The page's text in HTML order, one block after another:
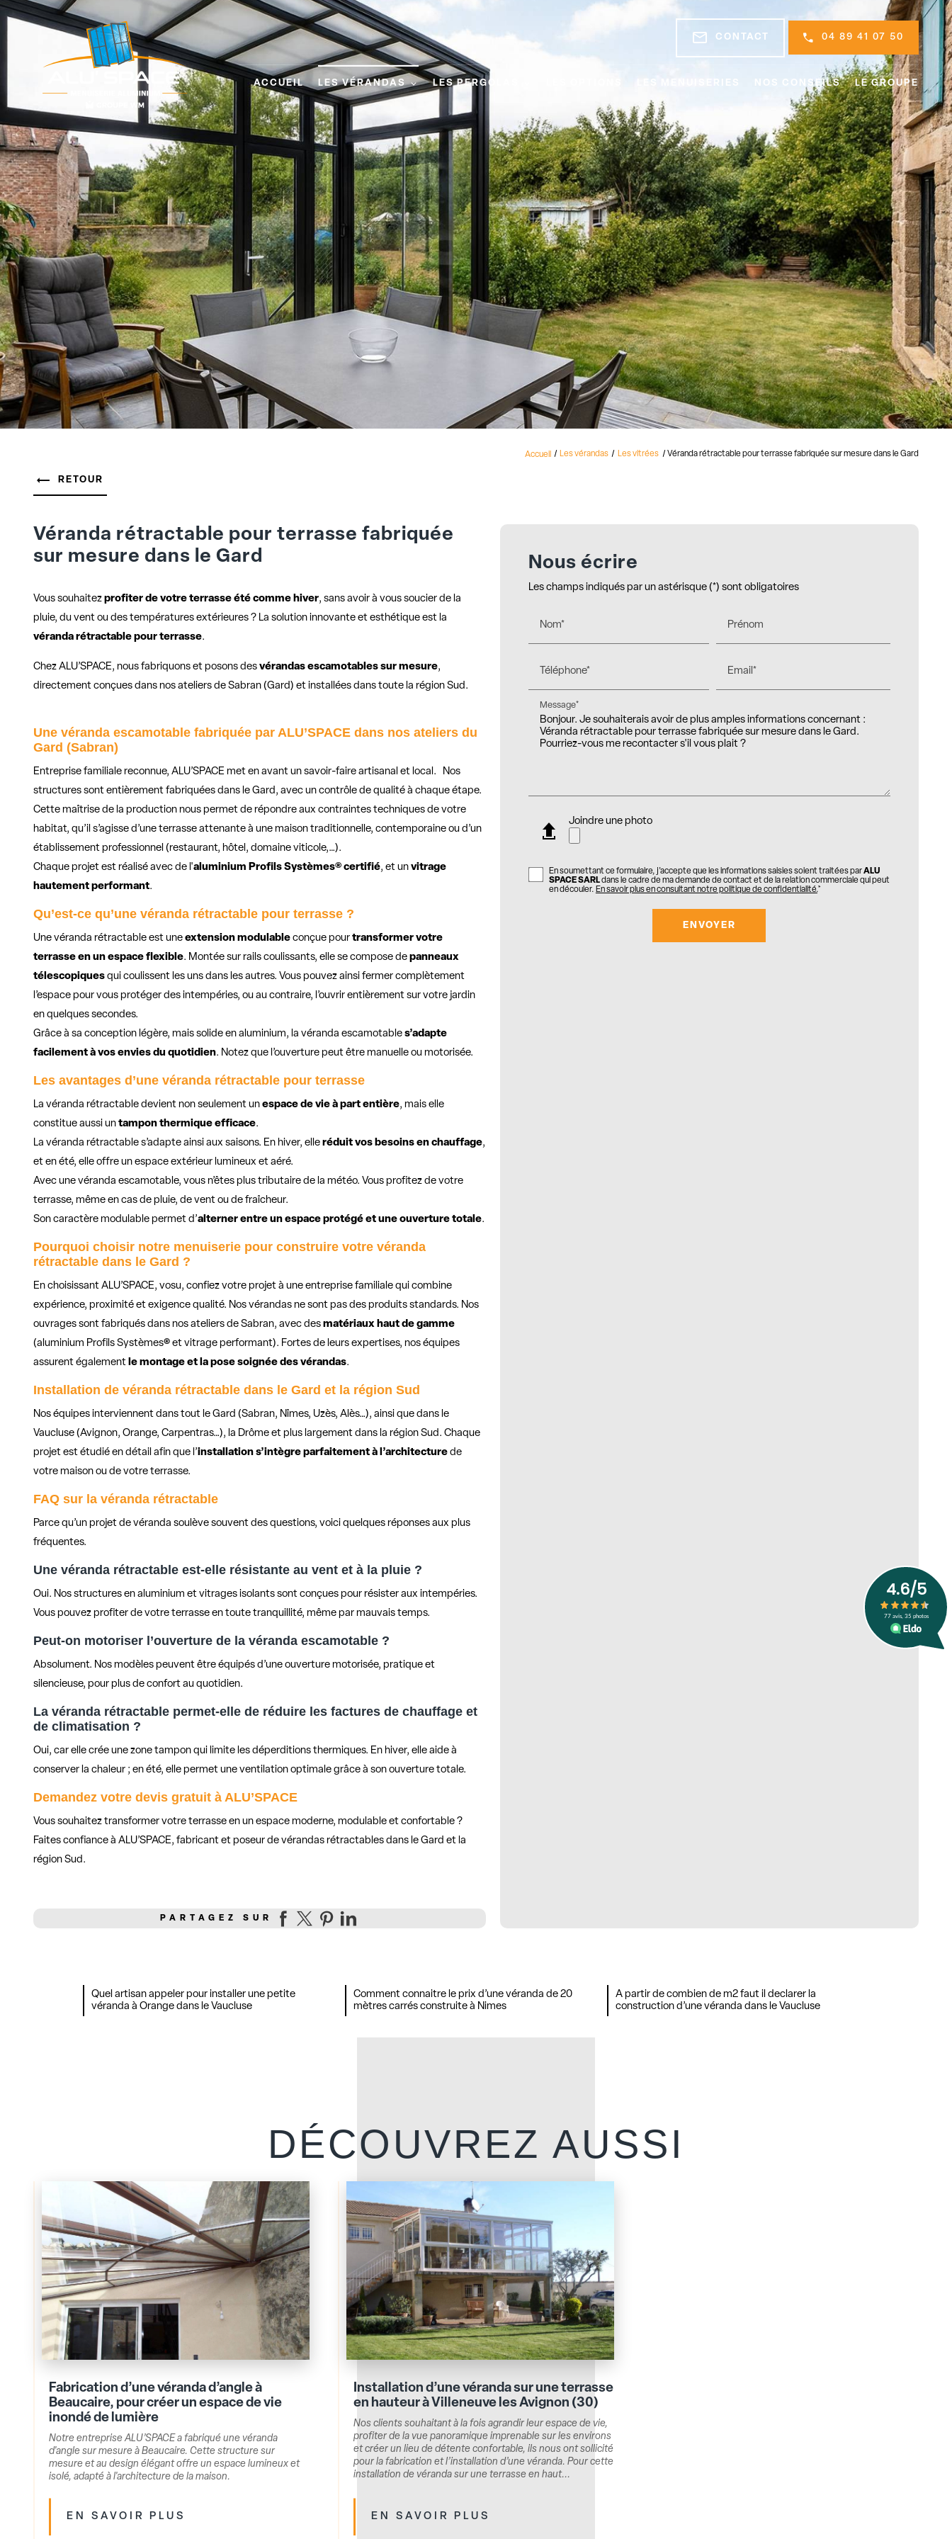
mail_outline CONTACT 04 89 41 07 50
ACCUEIL LES VÉRANDAS LES PERGOLAS NOS CONSEILS LE GROUPE
Accueil Les vérandas Les vitrées Véranda rétractable pour terrasse fabriquée sur mesure dans le Gard
RETOUR
Véranda rétractable pour terrasse fabriquée
sur mesure dans le Gard
Vous souhaitez profiter de votre terrasse été comme hiver, sans avoir à vous soucier de la
pluie, du vent ou des températures extérieures ? La solution innovante et esthétique est la
véranda rétractable pour terrasse.
Chez ALU’SPACE, nous fabriquons et posons desvérandas escamotables sur mesure,
directement conçues dans nos ateliers de Sabran (Gard) et installées dans toute la région Sud.
Une véranda escamotable fabriquée par ALU’SPACE dans nos ateliers du
Gard (Sabran)
Entreprise familiale reconnue, ALU’SPACE met en avant un savoir-faire artisanal et local. Nos
structures sont entièrement fabriquées dans le Gard, avec un contrôle de qualité à chaque étape.
Cette maîtrise de la production nous permet de répondre aux contraintes techniques de votre
habitat, qu’il s’agisse d’une terrasse attenante à une maison traditionnelle, contemporaine ou d’un
établissement professionnel (restaurant, hôtel, domaine viticole,…).
Chaque projet est réalisé avec de l'aluminium Profils Systèmes® certifié, et unvitrage
hautement performant.
Qu’est-ce qu’une véranda rétractable pour terrasse ?
Une véranda rétractable est uneextension modulable conçue pourtransformer votre
terrasse en un espace flexible. Montée sur rails coulissants, elle se compose depanneaux
télescopiques qui coulissent les uns dans les autres. Vous pouvez ainsi fermer complètement
l’espace pour vous protéger des intempéries, ou au contraire, l’ouvrir entièrement sur votre jardin
en quelques secondes.
Grâce à sa conception légère, mais solide en aluminium, la véranda escamotables’adapte
facilement à vos envies du quotidien. Notez que l’ouverture peut être manuelle ou motorisée.
Les avantages d’une véranda rétractable pour terrasse
La véranda rétractable devient non seulement unespace de vie à part entière, mais elle
constitue aussi untampon thermique efficace.
La véranda rétractable s’adapte ainsi aux saisons. En hiver, elleréduit vos besoins en chauffage,
et en été, elle offre un espace extérieur lumineux et aéré.
Avec une véranda escamotable, vous n’êtes plus tributaire de la météo. Vous profitez de votre
terrasse, même en cas de pluie, de vent ou de fraîcheur.
Son caractère modulable permet d’alterner entre un espace protégé et une ouverture totale.
Pourquoi choisir notre menuiserie pour construire votre véranda
rétractable dans le Gard ?
En choisissant ALU’SPACE, vosu, confiez votre projet à une entreprise familiale qui combine
expérience, proximité et exigence qualité. Nos vérandas ne sont pas des produits standards. Nos
ouvrages sont fabriqués dans nos ateliers de Sabran, avec desmatériaux haut de gamme
(aluminium Profils Systèmes® et vitrage performant). Fortes de leurs expertises, nos équipes
assurent égalementle montage et la pose soignée des vérandas.
Installation de véranda rétractable dans le Gard et la région Sud
Nos équipes interviennent dans tout le Gard (Sabran, Nîmes, Uzès, Alès…), ainsi que dans le
Vaucluse (Avignon, Orange, Carpentras…), la Drôme et plus largement dans la région Sud. Chaque
projet est étudié en détail afin que l’installation s’intègre parfaitement à l’architecture de
votre maison ou de votre terrasse.
FAQ sur la véranda rétractable
Parce qu’un projet de véranda soulève souvent des questions, voici quelques réponses aux plus
fréquentes.
Une véranda rétractable est-elle résistante au vent et à la pluie ?
Oui. Nos structures en aluminium et vitrages isolants sont conçues pour résister aux intempéries.
Vous pouvez profiter de votre terrasse en toute tranquillité, même par mauvais temps.
Peut-on motoriser l’ouverture de la véranda escamotable ?
Absolument. Nos modèles peuvent être équipés d’une ouverture motorisée, pratique et
silencieuse, pour plus de confort au quotidien.
La véranda rétractable permet-elle de réduire les factures de chauffage et
de climatisation ?
Oui, car elle crée une zone tampon qui limite les déperditions thermiques. En hiver, elle aide à
conserver la chaleur ; en été, elle permet une ventilation optimale grâce à son ouverture totale.
Demandez votre devis gratuit à ALU’SPACE
Vous souhaitez transformer votre terrasse en un espace moderne, modulable et confortable ?
Faites confiance à ALU’SPACE, fabricant et poseur de vérandas rétractables dans le Gard et la
région Sud.
PARTAGEZ SUR
Nous écrire
Les champs indiqués par un astérisque (*) sont obligatoires
Nom* Prénom
Téléphone* Email*
Message*
Joindre une photo
En soumettant ce formulaire, j'accepte que les informations saisies soient traitées parALU
SPACE SARLdans le cadre de ma demande de contact et de la relation commerciale qui peut
en découler. En savoir plus en consultant notre politique de confidentialité.*
Quel artisan appeler pour installer une petite
véranda à Orange dans le Vaucluse
Comment connaitre le prix d’une véranda de 20
mètres carrés construite à Nimes
A partir de combien de m2 faut il declarer la
construction d’une véranda dans le Vaucluse
DÉCOUVREZ AUSSI
Fabrication d’une véranda d’angle à
Beaucaire, pour créer un espace de vie
inondé de lumière
Notre entreprise ALU’SPACE a fabriqué une véranda
d'angle sur mesure à Beaucaire. Cette structure sur
mesure et au design élégant offre un espace lumineux et
isolé, adapté à l'architecture de la maison.
EN SAVOIR PLUS
Installation d’une véranda sur une terrasse
en hauteur à Villeneuve les Avignon (30)
Nos clients souhaitant à la fois agrandir leur espace de vie,
profiter de la vue panoramique imprenable sur les environs
et créer un lieu de détente confortable, ils nous ont sollicité
pour la fabrication et l’installation d’une véranda. Pour cette
installation de véranda sur une terrasse en haut...
EN SAVOIR PLUS
Panneau de gestion des cookies